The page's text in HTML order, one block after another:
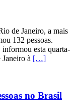
de Janeiro, a mais
132 pessoas.
esta quarta-
à […]
no Brasil